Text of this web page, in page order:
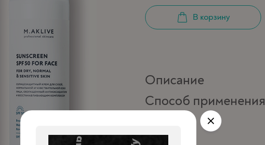
В корзину
Описание
Способ применения